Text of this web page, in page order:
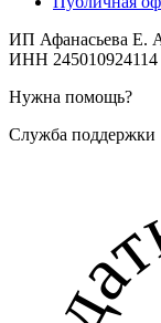
ИП Афанасьева Е.
ИНН 245010924114
Нужна помощь?
Служба поддержки